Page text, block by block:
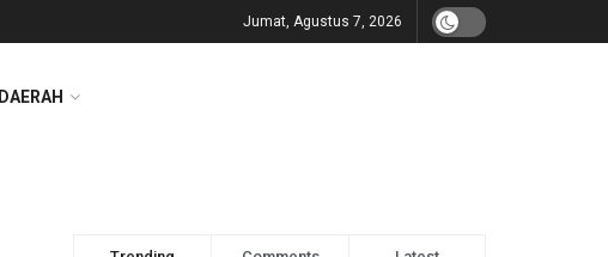
Jumat, Agustus 7, 2026
DAERAH